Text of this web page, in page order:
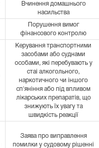
Вчинення домашнього
насильства
Порушення вимог
фінансового контролю
Керування транспортними
засобами або суднами
особами, які перебувають у
стаі алкогольного,
наркотичного чи іншого
сп'яніння або під впливом
лікарських препаратів, що
знижують їх увагу та
швидкість реакції
Заява про виправлення
помилки у судовому рішенні